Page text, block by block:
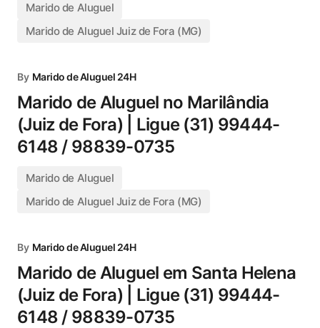
Marido de Aluguel
Marido de Aluguel Juiz de Fora (MG)
By Marido de Aluguel 24H
Marido de Aluguel no Marilândia
(Juiz de Fora) | Ligue (31) 99444-
6148 / 98839-0735
Marido de Aluguel
Marido de Aluguel Juiz de Fora (MG)
By Marido de Aluguel 24H
Marido de Aluguel em Santa Helena
(Juiz de Fora) | Ligue (31) 99444-
6148 / 98839-0735